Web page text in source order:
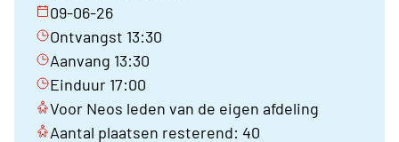
09-06-26
Ontvangst 13:30
Aanvang 13:30
Einduur 17:00
Voor Neos leden van de eigen afdeling
Aantal plaatsen resterend: 40